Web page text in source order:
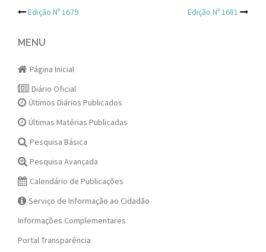
Post
navigation
Edição Nº 1679 Edição Nº 1681
MENU
Página Inicial
Diário Oficial
Últimos Diários Publicados
Últimas Matérias Publicadas
Pesquisa Básica
Pesquisa Avançada
Calendário de Publicações
Serviço de Informação ao Cidadão
Informações Complementares
Portal Transparência